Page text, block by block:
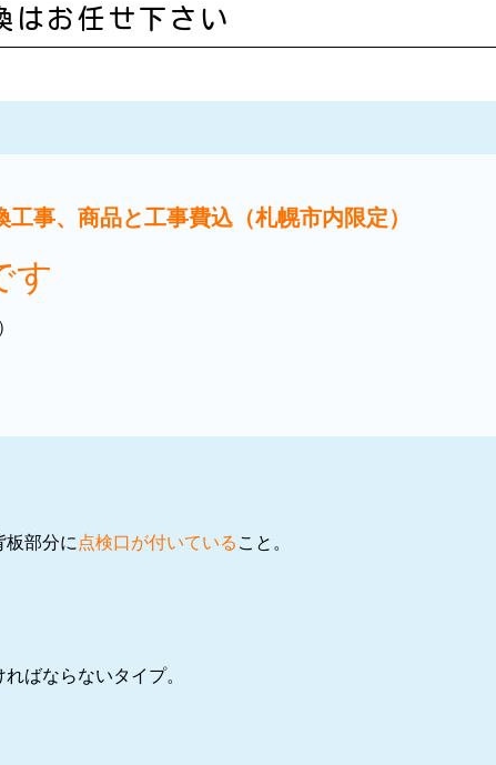
はお任せ下さい
事、商品と工事費込（札幌市内限定）
す
板部分に 点検口が付いている こと。
ばならないタイプ。